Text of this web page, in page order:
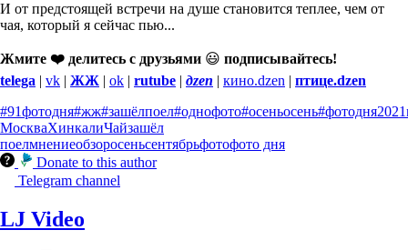
И от предстоящей встречи на душе становится теплее, чем от
чая, который я сейчас пью...
Жмите ❤️ делитесь с друзьями 😃 подписывайтесь!
telega | vk | ЖЖ | ok | rutube | дzen | кино.dzen | птице.dzen
#91фотодня#жж#зашёлпоел#однофото#осеньосень#фотодня2021
МоскваХинкалиЧайзашёл
поелмнениеобзоросеньсентябрьфотофото дня
Donate to this author
Telegram channel
LJ Video